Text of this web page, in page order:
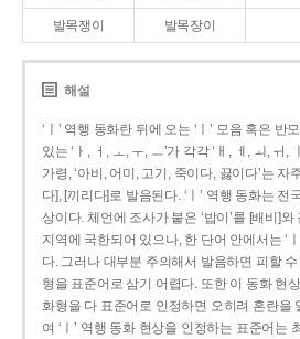
발목쟁이 발목장이
해설
‘ㅣ’ 역행 동화란 뒤에 오는 ‘ㅣ’ 모음 혹은 반
있는 ‘ㅏ, ㅓ, ㅗ, ㅜ, ㅡ’가 각각 ‘ㅐ, ㅔ, ㅚ, ㅟ,
가령, ‘아비, 어미, 고기, 죽이다, 끓이다’는 자
다], [끼리다]로 발음된다. ‘ㅣ’ 역행 동화는 전
상이다. 체언에 조사가 붙은 ‘밥이’를 [배비]
지역에 국한되어 있으나, 한 단어 안에서는 ‘
다. 그러나 대부분 주의해서 발음하면 피할
형을 표준어로 삼기 어렵다. 또한 이 동화 현
화형을 다 표준어로 인정하면 오히려 혼란을
여 ‘ㅣ’ 역행 동화 현상을 인정하는 표준어는